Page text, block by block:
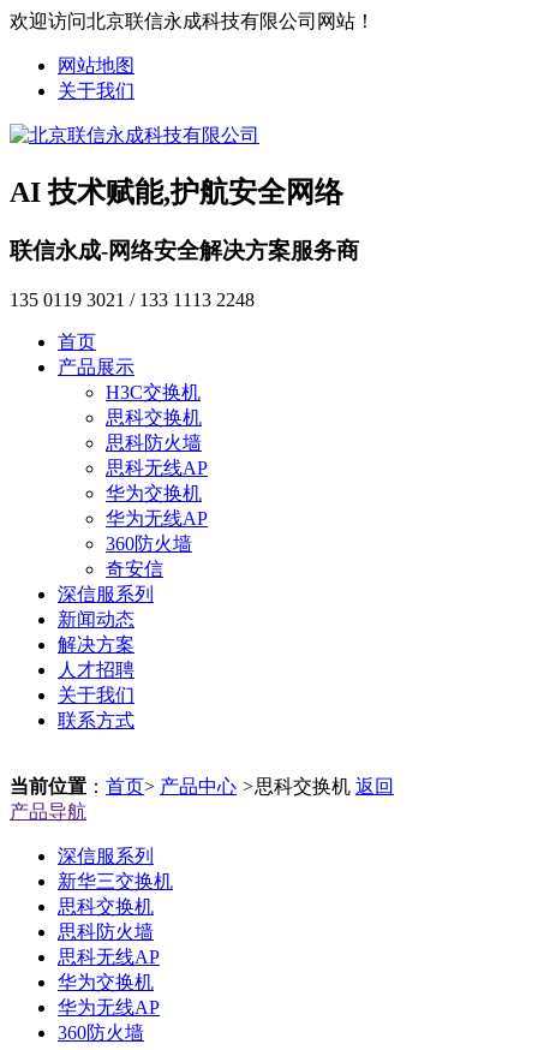
欢迎访问北京联信永成科技有限公司网站！
网站地图
关于我们
AI 技术赋能,护航安全网络
联信永成-网络安全解决方案服务商
135 0119 3021 / 133 1113 2248
首页
产品展示
H3C交换机
思科交换机
思科防火墙
思科无线AP
华为交换机
华为无线AP
360防火墙
奇安信
深信服系列
新闻动态
解决方案
人才招聘
关于我们
联系方式
当前位置 ： 首页> 产品中心 >思科交换机 返回
产品导航
深信服系列
新华三交换机
思科交换机
思科防火墙
思科无线AP
华为交换机
华为无线AP
360防火墙